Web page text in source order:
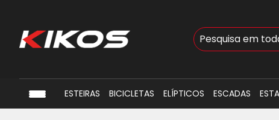
Busca
ESTEIRAS BICICLETAS ELÍPTICOS ESCADAS